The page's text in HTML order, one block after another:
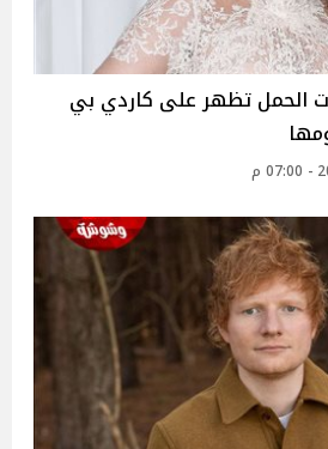
الحمل تظهر على كاردي بي